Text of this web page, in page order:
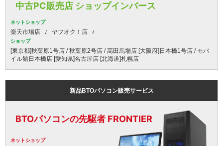
中古PC販売店 ショップインバース
ネットショップ
楽天市場店 ヤフオク！店
ショップ
[東京都]秋葉原1号店 / 秋葉原2号店 / 高田馬場店 [大阪府]日本橋1号店 / モバ
イル館日本橋店 [愛知県]名古屋店 [北海道]札幌店
新品BTOパソコン販売サービス
BTOパソコンの先駆者 FRONTIER
ネットショップ